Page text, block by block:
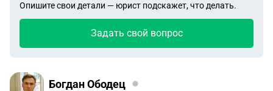
Опишите свои детали — юрист подскажет, что делать.
Задать свой вопрос
Богдан Ободец